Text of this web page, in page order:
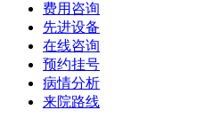
费用咨询
先进设备
在线咨询
预约挂号
病情分析
来院路线